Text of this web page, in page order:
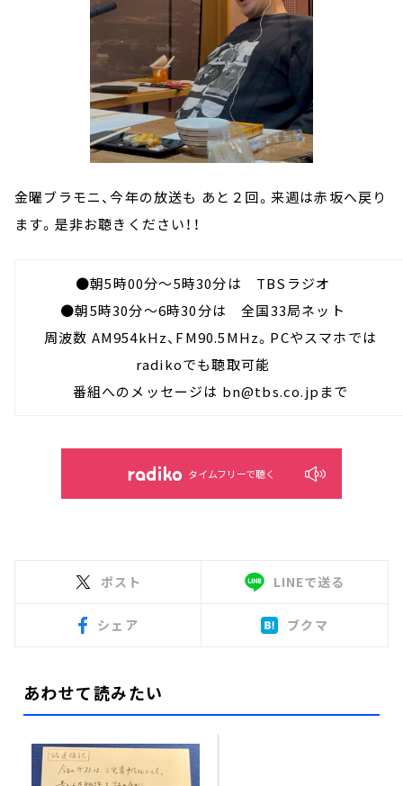
金曜ブラモニ、今年の放送も あと２回。来週は赤坂へ戻り
ます。是非お聴きください！！
●朝5時00分～5時30分は TBSラジオ
●朝5時30分～6時30分は 全国33局ネット
周波数 AM954kHz、FM90.5MHz。PCやスマホでは
radikoでも聴取可能
番組へのメッセージは bn@tbs.co.jpまで
タイムフリーで聴く
ポスト LINEで送る
シェア ブクマ
あわせて読みたい